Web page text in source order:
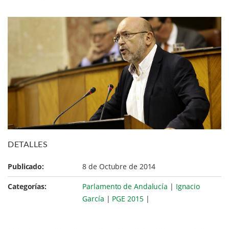
DETALLES
Publicado: 8 de Octubre de 2014
Categorías: Parlamento de Andalucía | Ignacio
García | PGE 2015|